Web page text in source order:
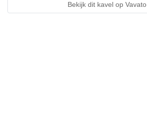
Bekijk dit kavel op Vavato